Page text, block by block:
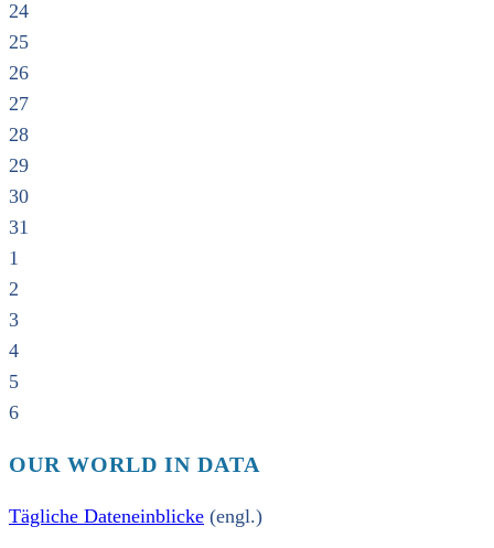
24
25
26
27
28
29
30
31
1
2
3
4
5
6
OUR WORLD IN DATA
Tägliche Dateneinblicke (engl.)